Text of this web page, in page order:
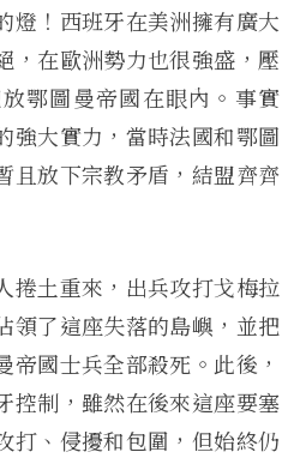
燈！西班牙在美洲擁有廣大
，在歐洲勢力也很強盛，壓
鄂圖曼帝國在眼內。事實
強大實力，當時法國和鄂圖
且放下宗教矛盾，結盟齊齊
捲土重來，出兵攻打戈梅拉
領了這座失落的島嶼，並把
帝國士兵全部殺死。此後，
控制，雖然在後來這座要塞
打、侵擾和包圍，但始終仍